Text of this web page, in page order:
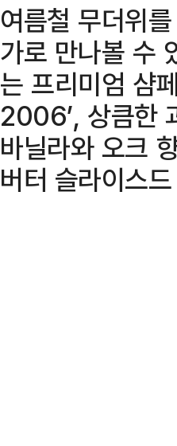
여름철 무더위
가로 만나볼 수
는 프리미엄 샴
2006’, 상큼한
바닐라와 오크
버터 슬라이스